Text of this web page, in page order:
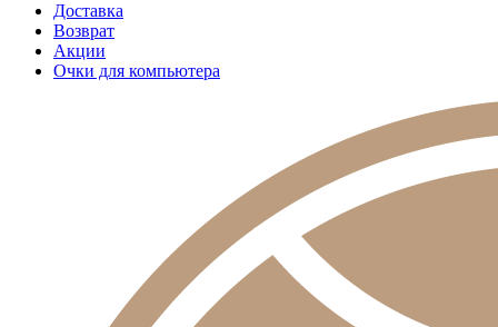
Доставка
Возврат
Акции
Очки для компьютера